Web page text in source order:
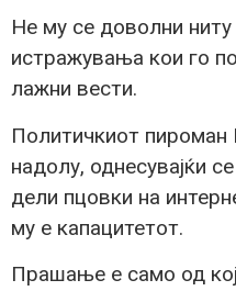
Не му се доволни
истражувања кои го
лажни вести.
Политичкиот
надолу, однесувајќи
дели пцовки на
му е капацитетот.
Прашање е само од